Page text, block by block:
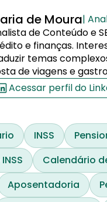
de Moura|
de Conteúdo e
e finanças.
temas
de viagens e
Acessar perfil do
INSS
Calendário
Aposentadoria